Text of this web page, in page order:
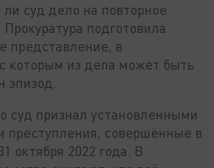
ли суд дело на повторное
подготовила
представление, в
которым из дела может быть
эпизод.
суд признал установленными
преступления, совершённые в
октября 2022 года. В